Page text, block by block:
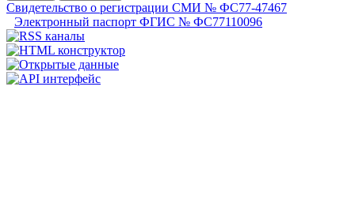
Свидетельство о регистрации СМИ № ФС77-47467
Электронный паспорт ФГИС № ФС77110096